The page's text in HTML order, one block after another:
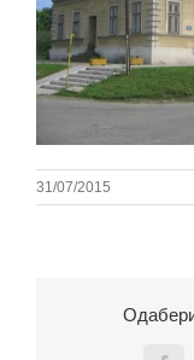
31/07/2015